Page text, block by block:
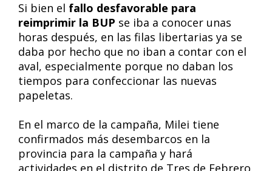
Si bien el fallo desfavorable para
reimprimir la BUP se iba a conocer unas
horas después, en las filas libertarias ya se
daba por hecho que no iban a contar con el
aval, especialmente porque no daban los
tiempos para confeccionar las nuevas
papeletas.
En el marco de la campaña, Milei tiene
confirmados más desembarcos en la
provincia para la campaña y hará